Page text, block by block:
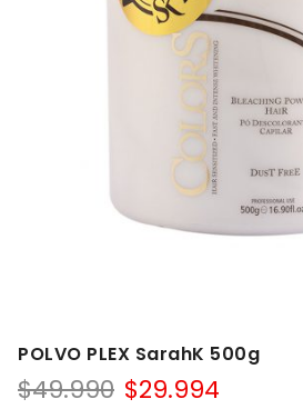
POLVO PLEX SarahK 500g
$49.990 $29.994